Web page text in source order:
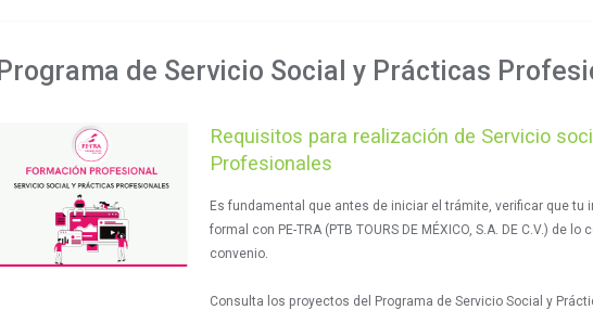
Programa de Servicio Social y Prácticas
Requisitos para realización de Servicio
Profesionales
Es fundamental que antes de iniciar el trámite, verificar que
formal con PE-TRA (PTB TOURS DE MÉXICO, S.A. DE C.V.) de
convenio.
Consulta los proyectos del Programa de Servicio Social y